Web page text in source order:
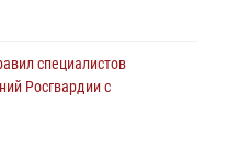
специалистов
Росгвардии с